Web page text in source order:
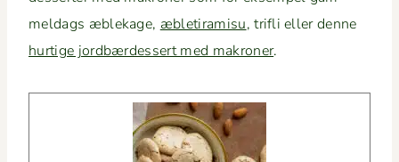
meldags æblek­age, æble­ti­ramisu, tri­fli eller denne
hur­tige jord­bærdessert med makro­ner.